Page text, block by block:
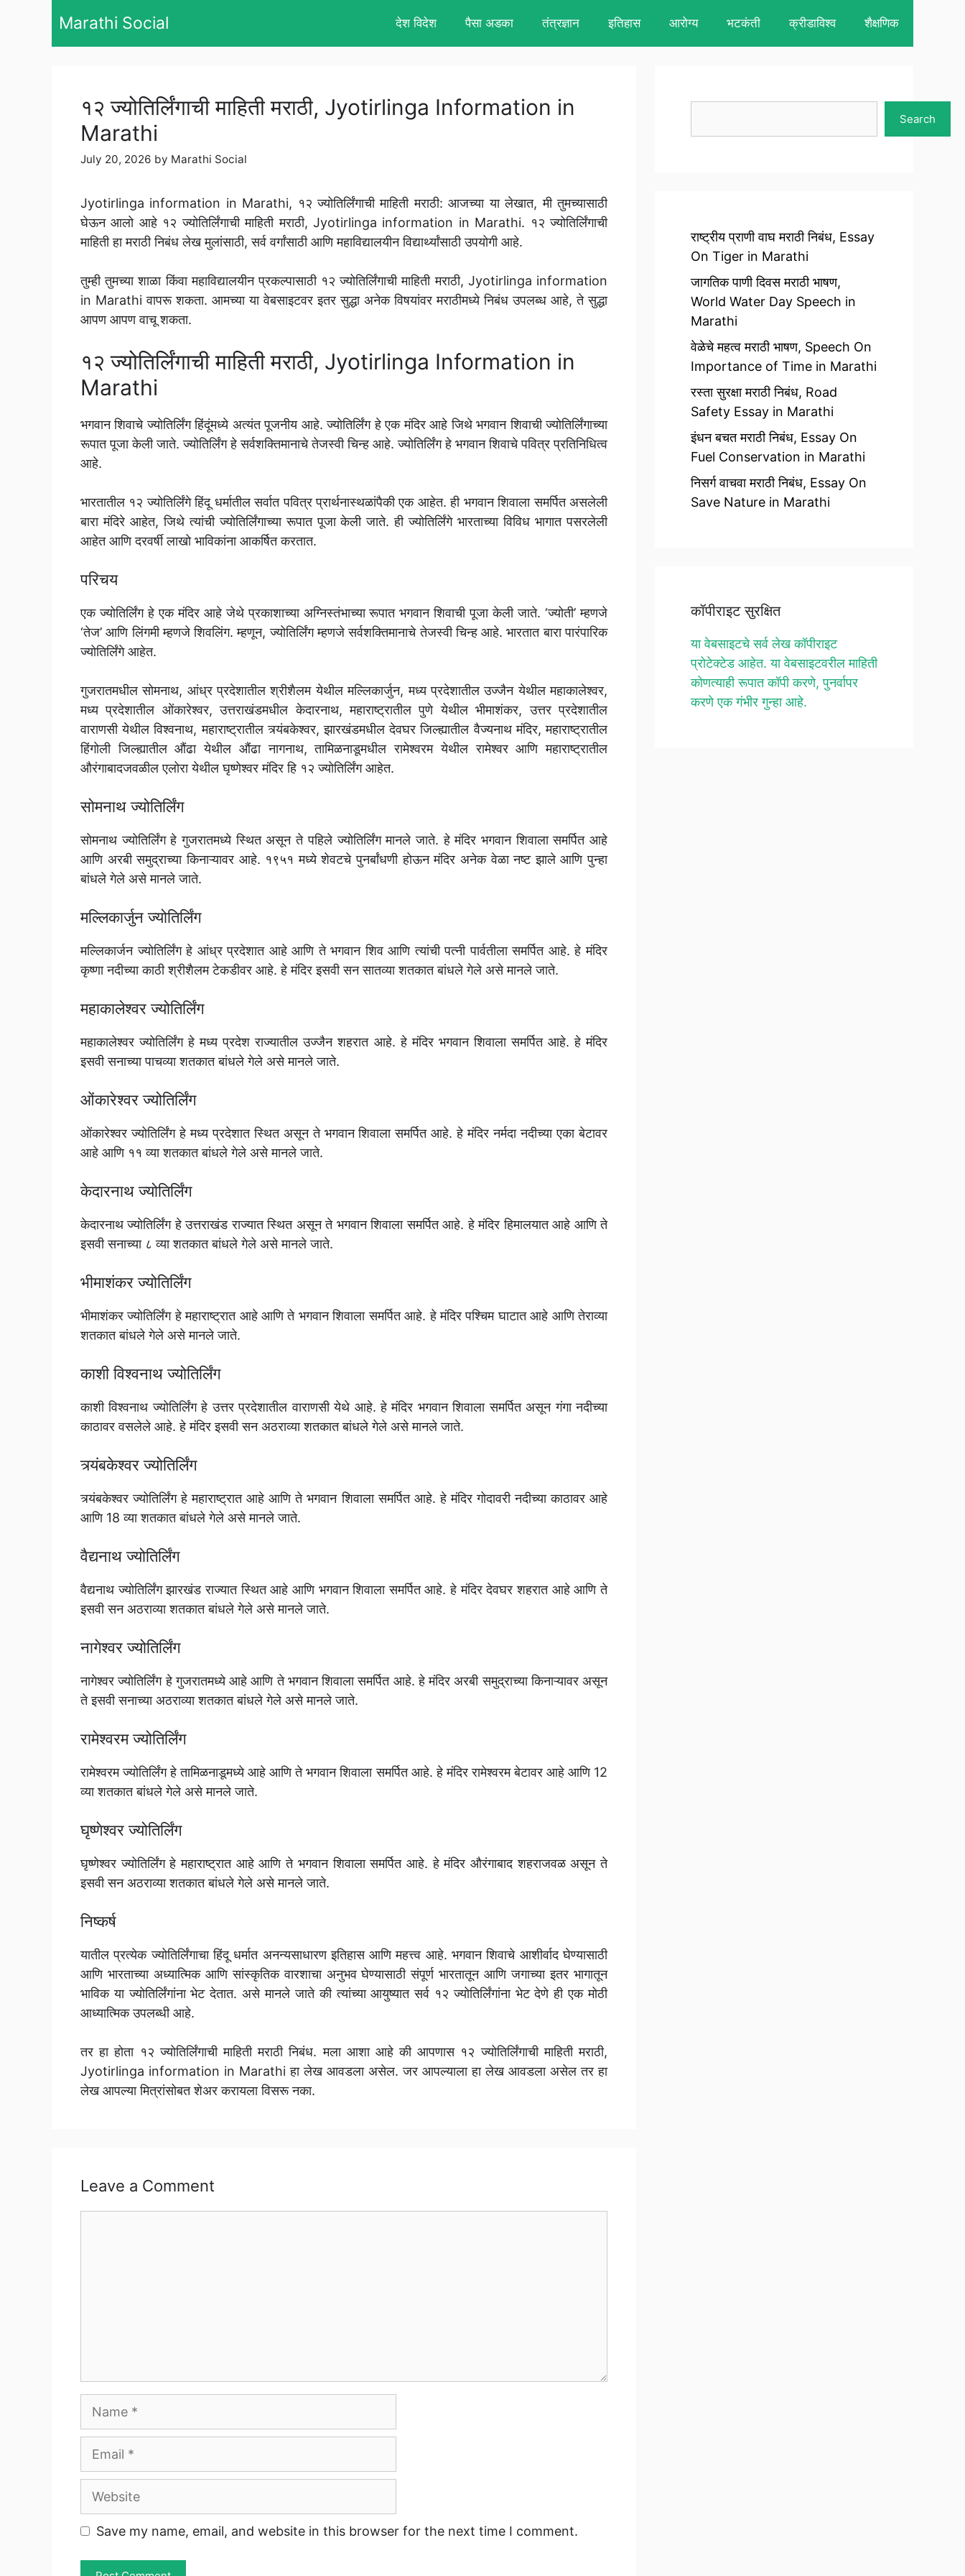
Marathi Social देश विदेश पैसा अडका तंत्रज्ञान इतिहास आरोग्य भटकंती क्रीडाविश्व शैक्षणिक
१२ ज्योतिर्लिंगाची माहिती मराठी, Jyotirlinga Information in
Marathi
July 20, 2026 by Marathi Social
Jyotirlinga information in Marathi, १२ ज्योतिर्लिंगाची माहिती मराठी: आजच्या या लेखात, मी तुमच्यासाठी
घेऊन आलो आहे १२ ज्योतिर्लिंगाची माहिती मराठी, Jyotirlinga information in Marathi. १२ ज्योतिर्लिंगाची
माहिती हा मराठी निबंध लेख मुलांसाठी, सर्व वर्गांसाठी आणि महाविद्यालयीन विद्यार्थ्यांसाठी उपयोगी आहे.
तुम्ही तुमच्या शाळा किंवा महाविद्यालयीन प्रकल्पासाठी १२ ज्योतिर्लिंगाची माहिती मराठी, Jyotirlinga information
in Marathi वापरू शकता. आमच्या या वेबसाइटवर इतर सुद्धा अनेक विषयांवर मराठीमध्ये निबंध उपलब्ध आहे, ते सुद्धा
आपण आपण वाचू शकता.
१२ ज्योतिर्लिंगाची माहिती मराठी, Jyotirlinga Information in
Marathi
भगवान शिवाचे ज्योतिर्लिंग हिंदूंमध्ये अत्यंत पूजनीय आहे. ज्योतिर्लिंग हे एक मंदिर आहे जिथे भगवान शिवाची ज्योतिर्लिंगाच्या
रूपात पूजा केली जाते. ज्योतिर्लिंग हे सर्वशक्तिमानाचे तेजस्वी चिन्ह आहे. ज्योतिर्लिंग हे भगवान शिवाचे पवित्र प्रतिनिधित्व
आहे.
भारतातील १२ ज्योतिर्लिंगे हिंदू धर्मातील सर्वात पवित्र प्रार्थनास्थळांपैकी एक आहेत. ही भगवान शिवाला समर्पित असलेली
बारा मंदिरे आहेत, जिथे त्यांची ज्योतिर्लिंगाच्या रूपात पूजा केली जाते. ही ज्योतिर्लिंगे भारताच्या विविध भागात पसरलेली
आहेत आणि दरवर्षी लाखो भाविकांना आकर्षित करतात.
परिचय
एक ज्योतिर्लिंग हे एक मंदिर आहे जेथे प्रकाशाच्या अग्निस्तंभाच्या रूपात भगवान शिवाची पूजा केली जाते. ‘ज्योती’ म्हणजे
‘तेज’ आणि लिंगमी म्हणजे शिवलिंग. म्हणून, ज्योतिर्लिंग म्हणजे सर्वशक्तिमानाचे तेजस्वी चिन्ह आहे. भारतात बारा पारंपारिक
ज्योतिर्लिंगे आहेत.
गुजरातमधील सोमनाथ, आंध्र प्रदेशातील श्रीशैलम येथील मल्लिकार्जुन, मध्य प्रदेशातील उज्जैन येथील महाकालेश्वर,
मध्य प्रदेशातील ओंकारेश्वर, उत्तराखंडमधील केदारनाथ, महाराष्ट्रातील पुणे येथील भीमाशंकर, उत्तर प्रदेशातील
वाराणसी येथील विश्वनाथ, महाराष्ट्रातील त्र्यंबकेश्वर, झारखंडमधील देवघर जिल्ह्यातील वैज्यनाथ मंदिर, महाराष्ट्रातील
हिंगोली जिल्ह्यातील औंढा येथील औंढा नागनाथ, तामिळनाडूमधील रामेश्वरम येथील रामेश्वर आणि महाराष्ट्रातील
औरंगाबादजवळील एलोरा येथील घृष्णेश्वर मंदिर हि १२ ज्योतिर्लिंग आहेत.
सोमनाथ ज्योतिर्लिंग
सोमनाथ ज्योतिर्लिंग हे गुजरातमध्ये स्थित असून ते पहिले ज्योतिर्लिंग मानले जाते. हे मंदिर भगवान शिवाला समर्पित आहे
आणि अरबी समुद्राच्या किनाऱ्यावर आहे. १९५१ मध्ये शेवटचे पुनर्बांधणी होऊन मंदिर अनेक वेळा नष्ट झाले आणि पुन्हा
बांधले गेले असे मानले जाते.
मल्लिकार्जुन ज्योतिर्लिंग
मल्लिकार्जन ज्योतिर्लिंग हे आंध्र प्रदेशात आहे आणि ते भगवान शिव आणि त्यांची पत्नी पार्वतीला समर्पित आहे. हे मंदिर
कृष्णा नदीच्या काठी श्रीशैलम टेकडीवर आहे. हे मंदिर इसवी सन सातव्या शतकात बांधले गेले असे मानले जाते.
महाकालेश्वर ज्योतिर्लिंग
महाकालेश्वर ज्योतिर्लिंग हे मध्य प्रदेश राज्यातील उज्जैन शहरात आहे. हे मंदिर भगवान शिवाला समर्पित आहे. हे मंदिर
इसवी सनाच्या पाचव्या शतकात बांधले गेले असे मानले जाते.
ओंकारेश्वर ज्योतिर्लिंग
ओंकारेश्वर ज्योतिर्लिंग हे मध्य प्रदेशात स्थित असून ते भगवान शिवाला समर्पित आहे. हे मंदिर नर्मदा नदीच्या एका बेटावर
आहे आणि ११ व्या शतकात बांधले गेले असे मानले जाते.
केदारनाथ ज्योतिर्लिंग
केदारनाथ ज्योतिर्लिंग हे उत्तराखंड राज्यात स्थित असून ते भगवान शिवाला समर्पित आहे. हे मंदिर हिमालयात आहे आणि ते
इसवी सनाच्या ८ व्या शतकात बांधले गेले असे मानले जाते.
भीमाशंकर ज्योतिर्लिंग
भीमाशंकर ज्योतिर्लिंग हे महाराष्ट्रात आहे आणि ते भगवान शिवाला समर्पित आहे. हे मंदिर पश्चिम घाटात आहे आणि तेराव्या
शतकात बांधले गेले असे मानले जाते.
काशी विश्वनाथ ज्योतिर्लिंग
काशी विश्वनाथ ज्योतिर्लिंग हे उत्तर प्रदेशातील वाराणसी येथे आहे. हे मंदिर भगवान शिवाला समर्पित असून गंगा नदीच्या
काठावर वसलेले आहे. हे मंदिर इसवी सन अठराव्या शतकात बांधले गेले असे मानले जाते.
त्र्यंबकेश्वर ज्योतिर्लिंग
त्र्यंबकेश्वर ज्योतिर्लिंग हे महाराष्ट्रात आहे आणि ते भगवान शिवाला समर्पित आहे. हे मंदिर गोदावरी नदीच्या काठावर आहे
आणि 18 व्या शतकात बांधले गेले असे मानले जाते.
वैद्यनाथ ज्योतिर्लिंग
वैद्यनाथ ज्योतिर्लिंग झारखंड राज्यात स्थित आहे आणि भगवान शिवाला समर्पित आहे. हे मंदिर देवघर शहरात आहे आणि ते
इसवी सन अठराव्या शतकात बांधले गेले असे मानले जाते.
नागेश्वर ज्योतिर्लिंग
नागेश्वर ज्योतिर्लिंग हे गुजरातमध्ये आहे आणि ते भगवान शिवाला समर्पित आहे. हे मंदिर अरबी समुद्राच्या किनाऱ्यावर असून
ते इसवी सनाच्या अठराव्या शतकात बांधले गेले असे मानले जाते.
रामेश्वरम ज्योतिर्लिंग
रामेश्वरम ज्योतिर्लिंग हे तामिळनाडूमध्ये आहे आणि ते भगवान शिवाला समर्पित आहे. हे मंदिर रामेश्वरम बेटावर आहे आणि 12
व्या शतकात बांधले गेले असे मानले जाते.
घृष्णेश्वर ज्योतिर्लिंग
घृष्णेश्वर ज्योतिर्लिंग हे महाराष्ट्रात आहे आणि ते भगवान शिवाला समर्पित आहे. हे मंदिर औरंगाबाद शहराजवळ असून ते
इसवी सन अठराव्या शतकात बांधले गेले असे मानले जाते.
निष्कर्ष
यातील प्रत्येक ज्योतिर्लिंगाचा हिंदू धर्मात अनन्यसाधारण इतिहास आणि महत्त्व आहे. भगवान शिवाचे आशीर्वाद घेण्यासाठी
आणि भारताच्या अध्यात्मिक आणि सांस्कृतिक वारशाचा अनुभव घेण्यासाठी संपूर्ण भारतातून आणि जगाच्या इतर भागातून
भाविक या ज्योतिर्लिंगांना भेट देतात. असे मानले जाते की त्यांच्या आयुष्यात सर्व १२ ज्योतिर्लिंगांना भेट देणे ही एक मोठी
आध्यात्मिक उपलब्धी आहे.
तर हा होता १२ ज्योतिर्लिंगाची माहिती मराठी निबंध. मला आशा आहे की आपणास १२ ज्योतिर्लिंगाची माहिती मराठी,
Jyotirlinga information in Marathi हा लेख आवडला असेल. जर आपल्याला हा लेख आवडला असेल तर हा
लेख आपल्या मित्रांसोबत शेअर करायला विसरू नका.
Leave a Comment
Website
Save my name, email, and website in this browser for the next time I comment.
Search
राष्ट्रीय प्राणी वाघ मराठी निबंध, Essay
On Tiger in Marathi
जागतिक पाणी दिवस मराठी भाषण,
World Water Day Speech in
Marathi
वेळेचे महत्व मराठी भाषण, Speech On
Importance of Time in Marathi
रस्ता सुरक्षा मराठी निबंध, Road
Safety Essay in Marathi
इंधन बचत मराठी निबंध, Essay On
Fuel Conservation in Marathi
निसर्ग वाचवा मराठी निबंध, Essay On
Save Nature in Marathi
कॉपीराइट सुरक्षित
या वेबसाइटचे सर्व लेख कॉपीराइट
प्रोटेक्टेड आहेत. या वेबसाइटवरील माहिती
कोणत्याही रूपात कॉपी करणे, पुनर्वापर
करणे एक गंभीर गुन्हा आहे.